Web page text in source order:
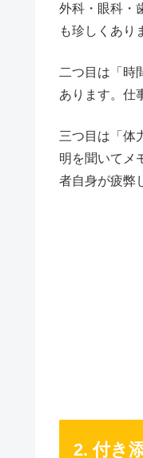
外科・眼科・
も珍しくあり
二つ目は「時
あります。仕
三つ目は「体
明を聞いてメ
者自身が疲弊
2. 付き